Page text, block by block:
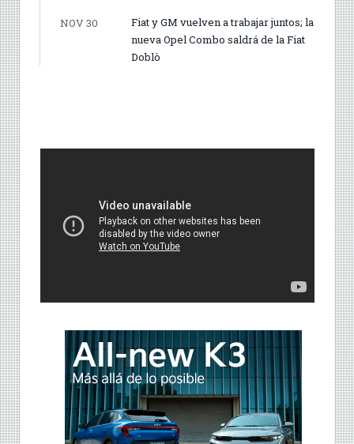
NOV 30
Fiat y GM vuelven a trabajar juntos; la
nueva Opel Combo saldrá de la Fiat
Doblò